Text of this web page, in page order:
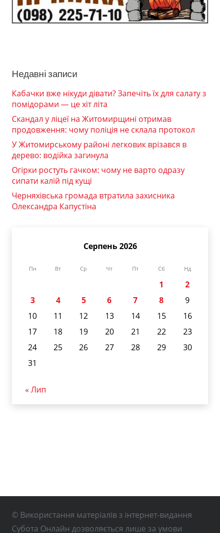
Недавні записи
Кабачки вже нікуди дівати? Запечіть їх для салату з
помідорами — це хіт літа
Скандал у ліцеї на Житомирщині отримав
продовження: чому поліція не склала протокол
У Житомирському районі легковик врізався в
дерево: водійка загинула
Огірки ростуть гачком: чому не варто одразу
сипати калій під кущі
Черняхівська громада втратила захисника
Олександра Капустіна
Серпень 2026
Пн Вт Ср Чт Пт Сб Нд
1
2
3
4 5 6 7 8
9
10
11 12 13 14 15
16
17
18 19 20 21 22
23
24
25 26 27 28 29
30
31
« Лип
© Використання матеріалів з інтернет-видання
Субота Онлайн дозволяється лише за умови